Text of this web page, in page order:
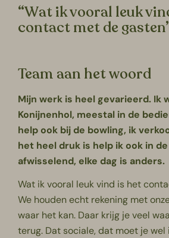
“Wat ik vooral leuk
contact met de
Team aan het woord
Mijn werk is heel gevarieerd. Ik
Konijnenhol, meestal in de
help ook bij de bowling, ik
het heel druk is help ik ook in
afwisselend, elke dag is anders.
Wat ik vooral leuk vind is het
We houden echt rekening met
waar het kan. Daar krijg je veel
terug. Dat sociale, dat moet je wel